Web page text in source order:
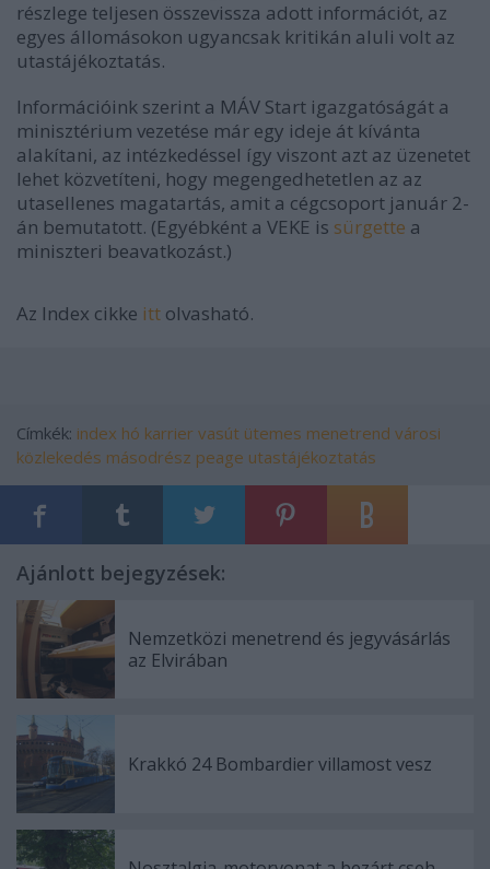
részlege teljesen összevissza adott információt, az
egyes állomásokon ugyancsak kritikán aluli volt az
utastájékoztatás.
Információink szerint a MÁV Start igazgatóságát a
minisztérium vezetése már egy ideje át kívánta
alakítani, az intézkedéssel így viszont azt az üzenetet
lehet közvetíteni, hogy megengedhetetlen az az
utasellenes magatartás, amit a cégcsoport január 2-
án bemutatott. (Egyébként a VEKE is sürgette a
miniszteri beavatkozást.)
Az Index cikke itt olvasható.
Címkék: index hó karrier vasút ütemes menetrend városi
közlekedés másodrész peage utastájékoztatás
Ajánlott bejegyzések:
Nemzetközi menetrend és jegyvásárlás
az Elvirában
Krakkó 24 Bombardier villamost vesz